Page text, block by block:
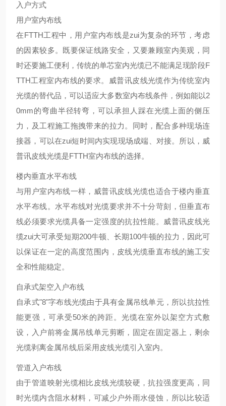
入户方式
用户室内布线
在FTTH工程中，用户室内布线是zui为复杂的环节，考虑
的因素较多。既要保证线路安全，又要兼顾室内美观，同
时还要施工便利，传统的单芯室内光缆已不能满足现阶段F
TTH工程室内布线的要求。威普讯皮线光缆作为传统室内
光缆的替代品，可以适应大多数室内布线条件，例如能以2
0mm的弯曲半径转弯，可以承担人踩在光缆上面的侧压
力，及工程施工拖拽带来的拉力。同时，配合多种现场连
接器，可以在zui短时间内实现现场成端、对接。所以，威
普讯皮线光缆是FTTH室内布线的选择。
楼内垂直水平布线
与用户室内布线一样，威普讯皮线光缆也适合于楼内垂直
水平布线。水平布线对光缆要求并不十分苛刻，但垂直布
线必须要求光缆具备一定强度的抗拉性能。威普讯皮线光
缆zui大可承受短期200牛顿、长期100牛顿的拉力，因此可
以保证在一定的高度范围内，皮线光缆垂直布线的施工安
全和性能稳定。
自承式架空入户布线
自承式"8"字布线光缆由于具有金属吊线单元，所以抗拉性
能更强，可承受50米的跨距。光缆在室外以架空方式敷
设，入户前将金属吊线单元剪断，固定在固定器上，剩余
光缆剥离金属吊线后采用皮线光缆引入室内。
管道入户布线
由于管道映射光缆相比皮线光缆较硬，抗拉强度更高，同
时光缆内含阻水材料，可减少户外雨水侵蚀，所以比较适